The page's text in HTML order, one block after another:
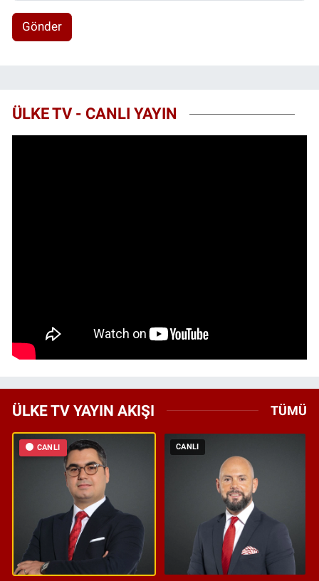
Gönder
ÜLKE TV - CANLI YAYIN
ÜLKE TV YAYIN AKIŞI TÜMÜ
CANLI CANLI